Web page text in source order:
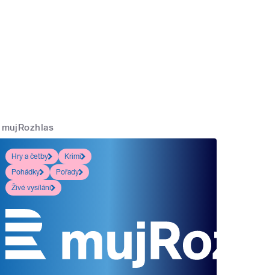
mujRozhlas
Hry a četby
Krimi
Pohádky
Pořady
Živé vysílání